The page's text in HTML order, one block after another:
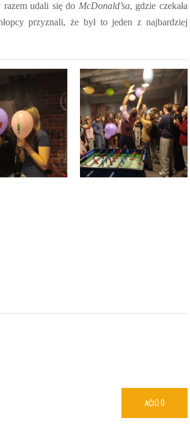
razem udali się do McDonald’sa, gdzie czekała
przyznali, że był to jeden z najbardziej
AČIŪ 0